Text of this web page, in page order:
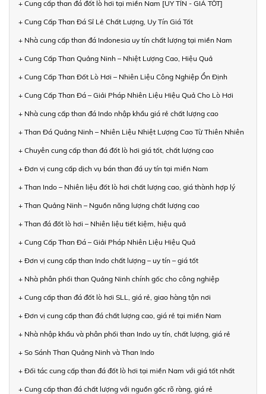
+ Cung cấp than đá đốt lò hơi tại miền Nam [UY TÍN - GIÁ TỐT]
+ Cung Cấp Than Đá Sỉ Lẻ Chất Lượng, Uy Tín Giá Tốt
+ Nhà cung cấp than đá Indonesia uy tín chất lượng tại miền Nam
+ Cung Cấp Than Quảng Ninh – Nhiệt Lượng Cao, Hiệu Quả
+ Cung Cấp Than Đốt Lò Hơi – Nhiên Liệu Công Nghiệp Ổn Định
+ Cung Cấp Than Đá – Giải Pháp Nhiên Liệu Hiệu Quả Cho Lò Hơi
+ Nhà cung cấp than đá Indo nhập khẩu giá rẻ chất lượng cao
+ Than Đá Quảng Ninh – Nhiên Liệu Nhiệt Lượng Cao Từ Thiên Nhiên
+ Chuyên cung cấp than đá đốt lò hơi giá tốt, chất lượng cao
+ Đơn vị cung cấp dịch vụ bán than đá uy tín tại miền Nam
+ Than Indo – Nhiên liệu đốt lò hơi chất lượng cao, giá thành hợp lý
+ Than Quảng Ninh – Nguồn năng lượng chất lượng cao
+ Than đá đốt lò hơi – Nhiên liệu tiết kiệm, hiệu quả
+ Cung Cấp Than Đá – Giải Pháp Nhiên Liệu Hiệu Quả
+ Đơn vị cung cấp than Indo chất lượng – uy tín – giá tốt
+ Nhà phân phối than Quảng Ninh chính gốc cho công nghiệp
+ Cung cấp than đá đốt lò hơi SLL, giá rẻ, giao hàng tận nơi
+ Đơn vị cung cấp than đá chất lượng cao, giá rẻ tại miền Nam
+ Nhà nhập khẩu và phân phối than Indo uy tín, chất lượng, giá rẻ
+ So Sánh Than Quảng Ninh và Than Indo
+ Đối tác cung cấp than đá đốt lò hơi tại miền Nam với giá tốt nhất
+ Cung cấp than đá chất lượng với nguồn gốc rõ ràng, giá rẻ